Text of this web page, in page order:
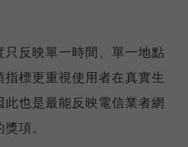
反映單一時間、單一地點
標更重視使用者在真實生
也是最能反映電信業者網
項。